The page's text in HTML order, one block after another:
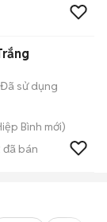
Đã sử dụng
Bình mới)
đã bán